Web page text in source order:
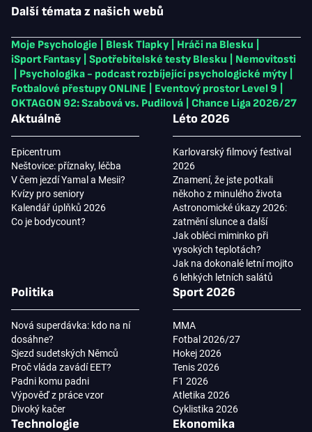
Další témata z našich webů
Moje Psychologie Blesk Tlapky Hráči na Blesku
iSport Fantasy
Spotřebitelské testy Blesku
Nemovitosti
Psychologika - podcast rozbíjející psychologické mýty
Fotbalové přestupy ONLINE
Eventový prostor Level 9
OKTAGON 92: Szabová vs. Pudilová
Chance Liga 2026/27
Aktuálně
Epicentrum
Neštovice: příznaky, léčba
V čem jezdí Yamal a Mesii?
Kvízy pro seniory
Kalendář úplňků 2026
Co je bodycount?
Léto 2026
Karlovarský filmový festival
2026
Znamení, že jste potkali
někoho z minulého života
Astronomické úkazy 2026:
zatmění slunce a další
Jak obléci miminko při
vysokých teplotách?
Jak na dokonalé letní mojito
6 lehkých letních salátů
Politika
Nová superdávka: kdo na ní
dosáhne?
Sjezd sudetských Němců
Proč vláda zavádí EET?
Padni komu padni
Výpověď z práce vzor
Divoký kačer
Sport 2026
MMA
Fotbal 2026/27
Hokej 2026
Tenis 2026
F1 2026
Atletika 2026
Cyklistika 2026
Technologie Ekonomika